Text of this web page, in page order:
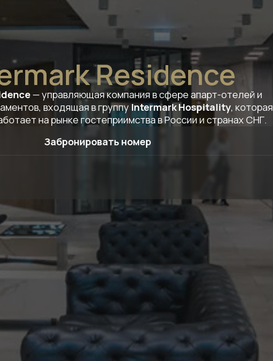
Residence
— управляющая компания в сфере апарт-отелей и
входящая в группуIntermark Hospitality, которая
на рынке гостеприимства в России и странах СНГ.
Забронировать номер